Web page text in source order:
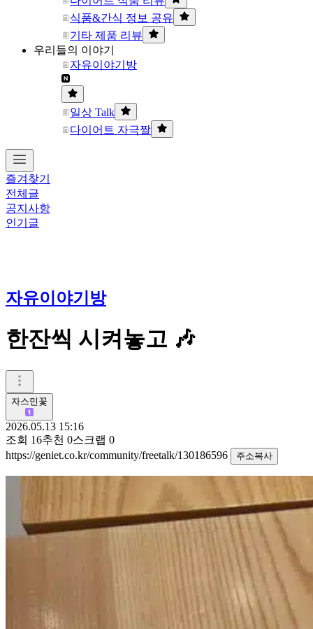
식품&간식 정보 공유
기타 제품 리뷰
우리들의 이야기
자유이야기방
일상 Talk
다이어트 자극짤
즐겨찾기
전체글
공지사항
인기글
자유이야기방
한잔씩 시켜놓고 🎶
자스민꽃
2026.05.13 15:16
조회 16추천 0스크랩 0
https://geniet.co.kr/community/freetalk/130186596
주소복사